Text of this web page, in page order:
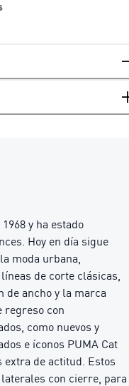
y ha estado
Hoy en día sigue
moda urbana,
de corte clásicas,
de ancho y la marca
regreso con
como nuevos y
e íconos PUMA Cat
extra de actitud. Estos
con cierre, para